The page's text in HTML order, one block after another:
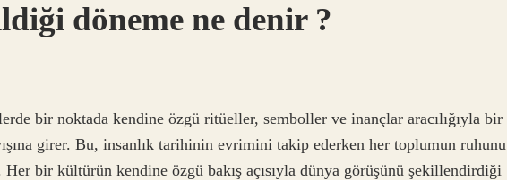
döneme ne denir ?
bir noktada kendine özgü ritüeller, semboller ve inançlar aracılığıyla bir
girer. Bu, insanlık tarihinin evrimini takip ederken her toplumun ruhunu
Her bir kültürün kendine özgü bakış açısıyla dünya görüşünü şekillendirdiği